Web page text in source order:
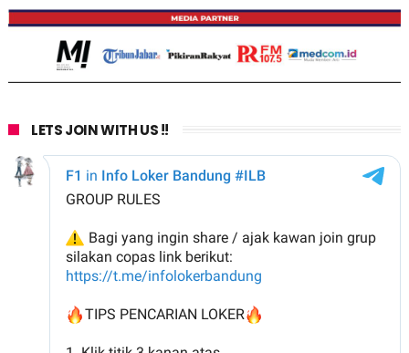
LETS JOIN WITH US !!